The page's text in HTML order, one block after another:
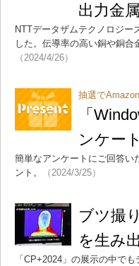
出力金
NTTデータザムテクノロジー
した。伝導率の高い銅や銅
（2024/4/26）
抽選で
「
ンケート
簡単なアンケートにご回答い
ント。
（2024/3/25）
ブツ撮
を生み
「CP+2024」の展示の中で